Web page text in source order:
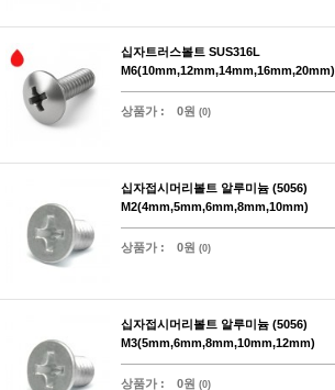
십자트러스볼트 SUS316L
M6(10mm,12mm,14mm,16mm,20mm)
상품가 : 0원 (0)
십자접시머리볼트 알루미늄 (5056)
M2(4mm,5mm,6mm,8mm,10mm)
상품가 : 0원 (0)
십자접시머리볼트 알루미늄 (5056)
M3(5mm,6mm,8mm,10mm,12mm)
상품가 : 0원 (0)